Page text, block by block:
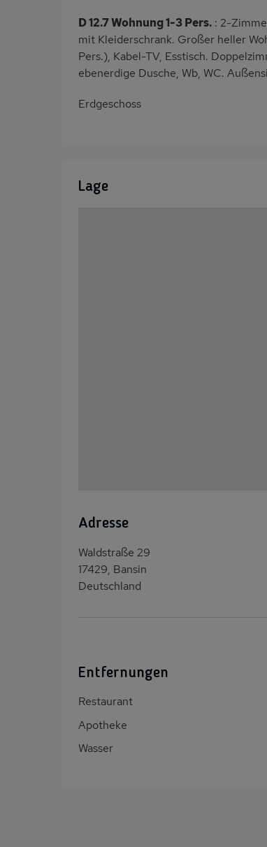
D 12.7 Wohnung 1-3 Pers. : 2-
mit Kleiderschrank. Großer heller
Pers.), Kabel-TV, Esstisch.
ebenerdige Dusche, Wb, WC.
Erdgeschoss
Lage
Adresse
Waldstraße 29
17429, Bansin
Deutschland
Entfernungen
Restaurant
Apotheke
Wasser